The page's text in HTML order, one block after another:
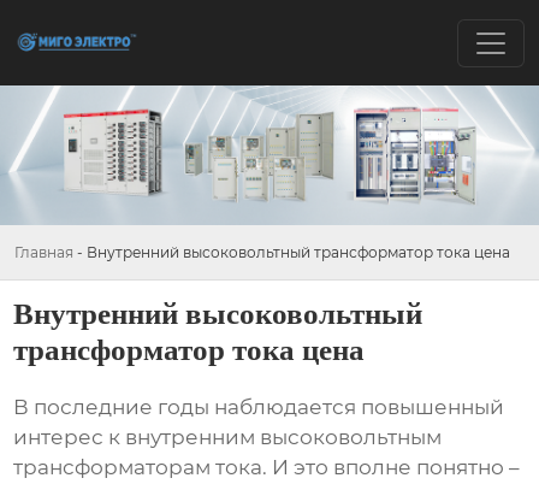
Главная - Внутренний высоковольтный трансформатор тока цена
Внутренний высоковольтный
трансформатор тока цена
В последние годы наблюдается повышенный
интерес к внутренним высоковольтным
трансформаторам тока. И это вполне понятно –